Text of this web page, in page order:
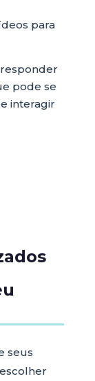
para
pode se
interagir
seus